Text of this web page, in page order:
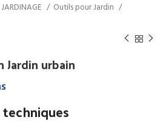
Outils pour Jardin
urbain
Le
actuel